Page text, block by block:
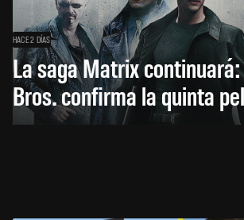
HACE 2 DÍAS
La saga Matrix
Bros. confirma la quinta